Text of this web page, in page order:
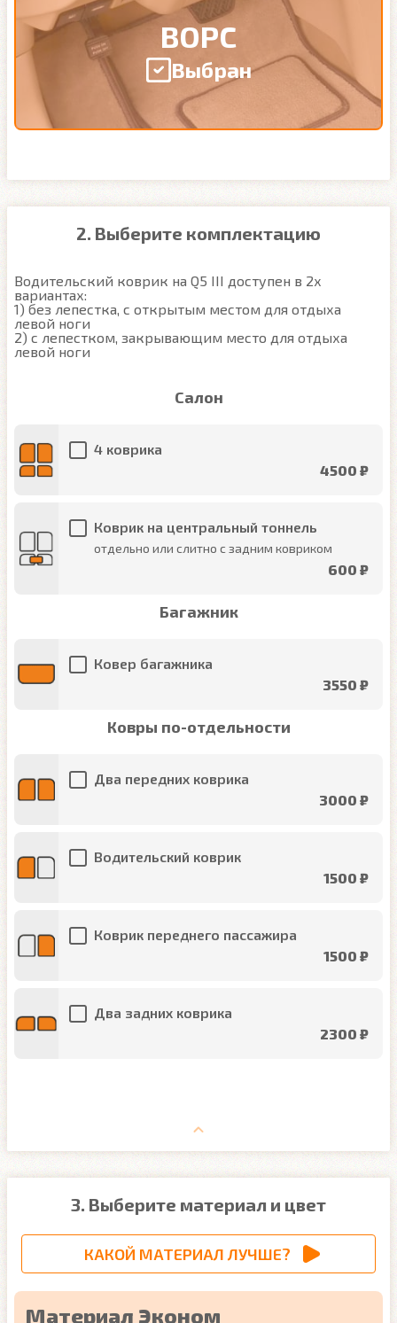
ВОРС
Выбран
2. Выберите комплектацию
Водительский коврик на Q5 III доступен в 2х
вариантах:
1) без лепестка, с открытым местом для отдыха
левой ноги
2) с лепестком, закрывающим место для отдыха
левой ноги
Салон
4 коврика
4500 ₽
Коврик на центральный тоннель
отдельно или слитно с задним ковриком
600 ₽
Багажник
Ковер багажника
3550 ₽
Ковры по-отдельности
Два передних коврика
3000 ₽
Водительский коврик
1500 ₽
Коврик переднего пассажира
1500 ₽
Два задних коврика
2300 ₽
3. Выберите материал и цвет
КАКОЙ МАТЕРИАЛ ЛУЧШЕ?
Материал Эконом